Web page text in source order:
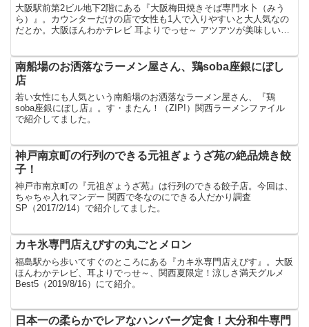
大阪駅前第2ビル地下2階にある『大阪梅田焼きそば専門水卜（みう
ら）』。カウンターだけの店で女性も1人で入りやすいと大人気なの
だとか。大阪ほんわかテレビ 耳よりでっせ～ アツアツが美味しい！
南船場のお洒落なラーメン屋さん、鶏soba座銀にぼし
店
若い女性にも人気という南船場のお洒落なラーメン屋さん、『鶏
soba座銀にぼし店』。す・またん！（ZIP!）関西ラーメンファイル
で紹介してました。
神戸南京町の行列のできる元祖ぎょうざ苑の絶品焼き餃
子！
神戸市南京町の『元祖ぎょうざ苑』は行列のできる餃子店。今回は、
ちゃちゃ入れマンデー 関西で冬なのにできる人だかり調査
SP（2017/2/14）で紹介してました。
カキ氷専門店えびすの丸ごとメロン
福島駅から歩いてすぐのところにある『カキ氷専門店えびす』。大阪
ほんわかテレビ、耳よりでっせ～、関西夏限定！涼しさ満天グルメ
Best5（2019/8/16）にて紹介。
日本一の柔らかでレアなハンバーグ定食！大分和牛専門